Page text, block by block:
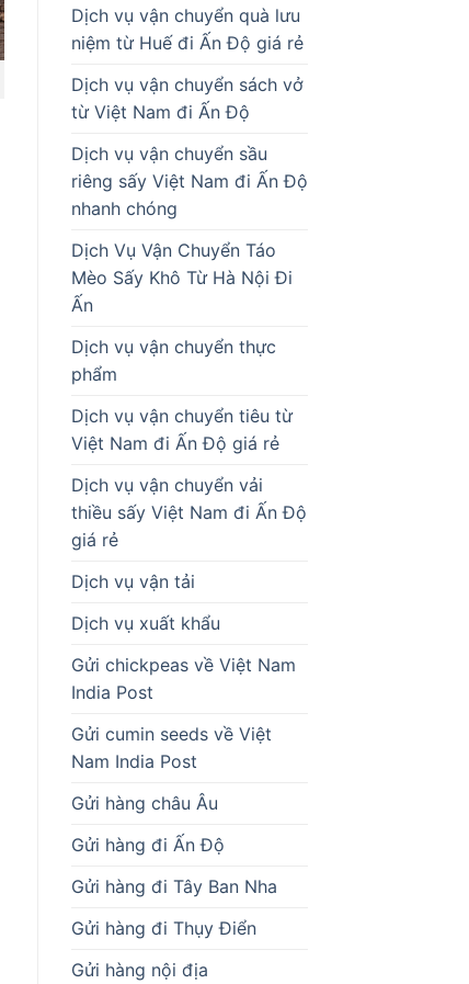
Dịch vụ vận chuyển quà lưu
niệm từ Huế đi Ấn Độ giá rẻ
Dịch vụ vận chuyển sách vở
từ Việt Nam đi Ấn Độ
Dịch vụ vận chuyển sầu
riêng sấy Việt Nam đi Ấn Độ
nhanh chóng
Dịch Vụ Vận Chuyển Táo
Mèo Sấy Khô Từ Hà Nội Đi
Ấn
Dịch vụ vận chuyển thực
phẩm
Dịch vụ vận chuyển tiêu từ
Việt Nam đi Ấn Độ giá rẻ
Dịch vụ vận chuyển vải
thiều sấy Việt Nam đi Ấn Độ
giá rẻ
Dịch vụ vận tải
Dịch vụ xuất khẩu
Gửi chickpeas về Việt Nam
India Post
Gửi cumin seeds về Việt
Nam India Post
Gửi hàng châu Âu
Gửi hàng đi Ấn Độ
Gửi hàng đi Tây Ban Nha
Gửi hàng đi Thụy Điển
Gửi hàng nội địa